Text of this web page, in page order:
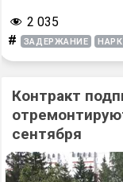
2 035
# ЗАДЕРЖАНИЕ
Контракт
сентября